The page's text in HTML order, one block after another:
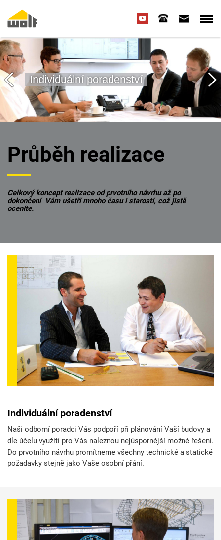
Individuální poradenství
Průběh realizace
Celkový koncept realizace od prvotního návrhu až po
dokončení Vám ušetří mnoho času i starostí, což jistě
oceníte.
Individuální poradenství
Naši odborní poradci Vás podpoří při plánování Vaší budovy a
dle účelu využití pro Vás naleznou nejúspornější možné řešení.
Do prvotního návrhu promítneme všechny technické a statické
požadavky stejně jako Vaše osobní přání.